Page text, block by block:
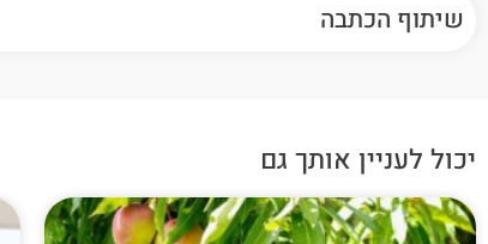
שיתוף הכתבה
יכול לעניין אותך גם